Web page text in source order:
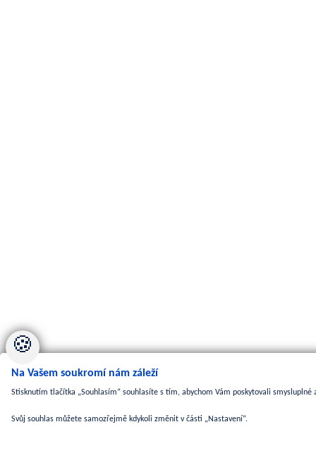
🍪
Na Vašem soukromí nám záleží
Stisknutím tlačítka „Souhlasím“ souhlasíte s tím, abychom Vám poskytovali
Svůj souhlas můžete samozřejmě kdykoli změnit v části „Nastavení“.